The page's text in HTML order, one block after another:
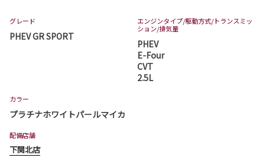
グレード
PHEV GR SPORT
エンジンタイプ/駆動方式/トランスミッ
ション/排気量
PHEV
E-Four
CVT
2.5L
カラー
プラチナホワイトパールマイカ
配備店舗
下関北店